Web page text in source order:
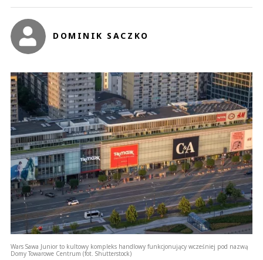
DOMINIK SACZKO
Wars Sawa Junior to kultowy kompleks handlowy funkcjonujący wcześniej pod nazwą
Domy Towarowe Centrum (fot. Shutterstock)